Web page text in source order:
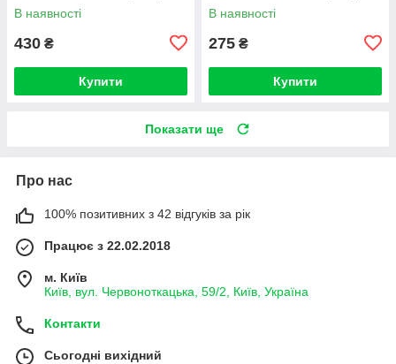
В наявності
430 ₴
Купити
В наявності
275 ₴
Купити
Показати ще
Про нас
100% позитивних з 42 відгуків за рік
Працює з 22.02.2018
м. Київ
Київ, вул. Червоноткацька, 59/2, Київ, Україна
Контакти
Сьогодні вихідний